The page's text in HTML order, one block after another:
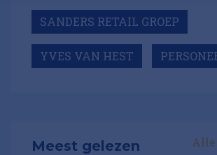
SANDERS RETAIL GROEP
YVES VAN HEST
Meest gelezen